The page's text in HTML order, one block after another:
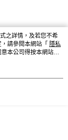
之詳情，及若您不希
請參閱本網站「 隱私
本公司得按本網站使